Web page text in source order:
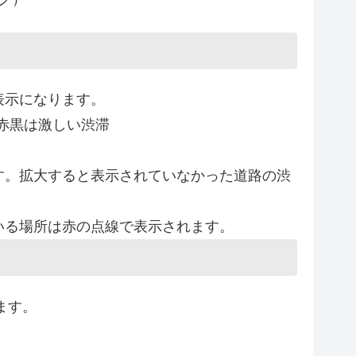
になります。
黒は激しい渋滞
拡大すると表示されていなかった道路の渋
場所は赤の点線で表示されます。
。